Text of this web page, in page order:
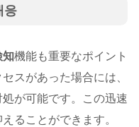
응
知機能も重要なポイント
スがあった場合には、
が可能です。この迅速
ることができます。